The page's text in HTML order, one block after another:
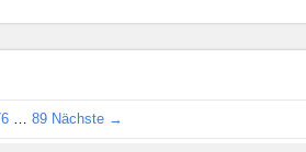
… 89 Nächste →